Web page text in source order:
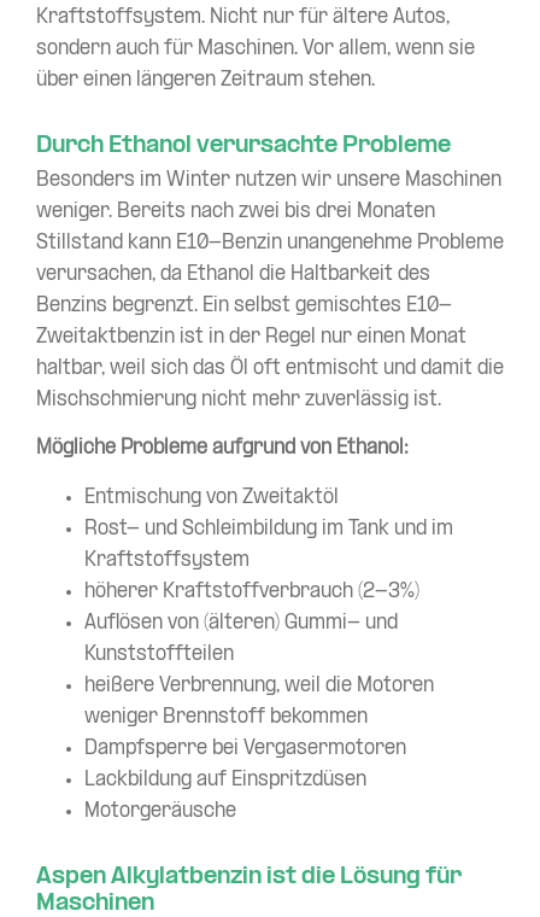
Kraftstoffsystem. Nicht nur für ältere Autos,
sondern auch für Maschinen. Vor allem, wenn sie
über einen längeren Zeitraum stehen.
Durch Ethanol verursachte Probleme
Besonders im Winter nutzen wir unsere Maschinen
weniger. Bereits nach zwei bis drei Monaten
Stillstand kann E10-Benzin unangenehme Probleme
verursachen, da Ethanol die Haltbarkeit des
Benzins begrenzt. Ein selbst gemischtes E10-
Zweitaktbenzin ist in der Regel nur einen Monat
haltbar, weil sich das Öl oft entmischt und damit die
Mischschmierung nicht mehr zuverlässig ist.
Mögliche Probleme aufgrund von Ethanol:
Entmischung von Zweitaktöl
Rost- und Schleimbildung im Tank und im
Kraftstoffsystem
höherer Kraftstoffverbrauch (2-3%)
Auflösen von (älteren) Gummi- und
Kunststoffteilen
heißere Verbrennung, weil die Motoren
weniger Brennstoff bekommen
Dampfsperre bei Vergasermotoren
Lackbildung auf Einspritzdüsen
Motorgeräusche
Aspen Alkylatbenzin ist die Lösung für
Maschinen